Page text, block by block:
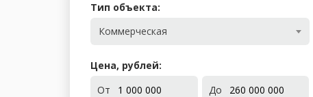
Тип объекта:
Коммерческая
Цена, рублей:
От
До